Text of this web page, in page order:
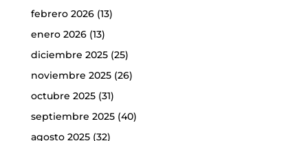
febrero 2026(13)
enero 2026(13)
diciembre 2025(25)
noviembre 2025(26)
octubre 2025(31)
septiembre 2025(40)
agosto 2025(32)